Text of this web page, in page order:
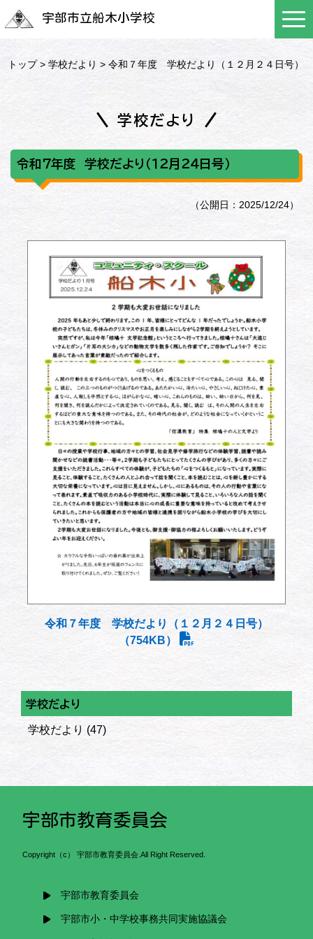
宇部市立船木小学校
トップ>学校だより > 令和７年度 学校だより（１２月２４日号）
学校だより
令和７年度 学校だより（１２月２４日号）
（公開日：2025/12/24）
令和７年度 学校だより（１２月２４日号）
（754KB）
学校だより
学校だより (47)
宇部市教育委員会
Copyright（c） 宇部市教育委員会.All Right Reserved.
宇部市教育委員会
宇部市小・中学校事務共同実施協議会